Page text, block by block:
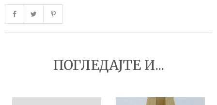
ПОГЛЕДАЈТЕ И...